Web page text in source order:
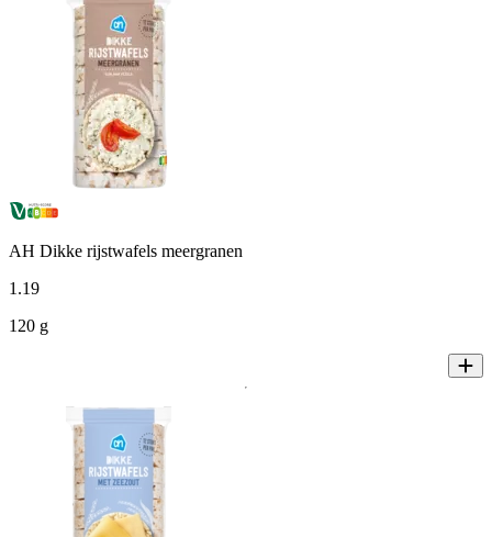
AH Dikke rijstwafels meergranen
1 .19
120 g